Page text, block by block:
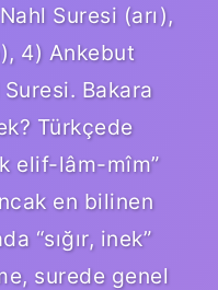
Suresi (arı),
4) Ankebut
Bakara
Türkçede
elif-lâm-mîm”
en bilinen
“sığır, inek”
surede genel